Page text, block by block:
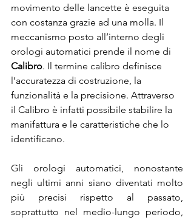
movimento delle lancette è eseguita
con costanza grazie ad una molla. Il
meccanismo posto all’interno degli
orologi automatici prende il nome di
Calibro. Il termine calibro definisce
l’accuratezza di costruzione, la
funzionalità e la precisione. Attraverso
il Calibro è infatti possibile stabilire la
manifattura e le caratteristiche che lo
identificano.
Gli orologi automatici, nonostante
negli ultimi anni siano diventati molto
più precisi rispetto al passato,
soprattutto nel medio-lungo periodo,